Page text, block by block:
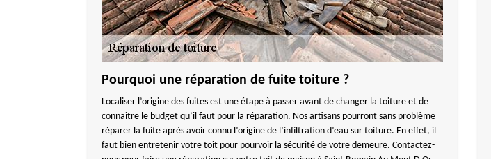
Pourquoi une réparation de fuite toiture ?
Localiser l’origine des fuites est une étape à passer avant de changer la toiture et de
connaitre le budget qu’il faut pour la réparation. Nos artisans pourront sans problème
réparer la fuite après avoir connu l’origine de l’infiltration d’eau sur toiture. En effet, il
faut bien entretenir votre toit pour pourvoir la sécurité de votre demeure. Contactez-